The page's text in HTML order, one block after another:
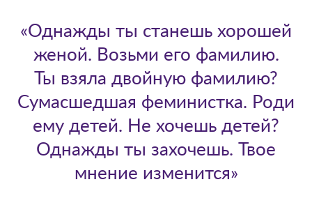
«Однажды ты станешь хорошей
женой. Возьми его фамилию.
Ты взяла двойную фамилию?
Сумасшедшая феминистка. Роди
ему детей. Не хочешь детей?
Однажды ты захочешь. Твое
мнение изменится»